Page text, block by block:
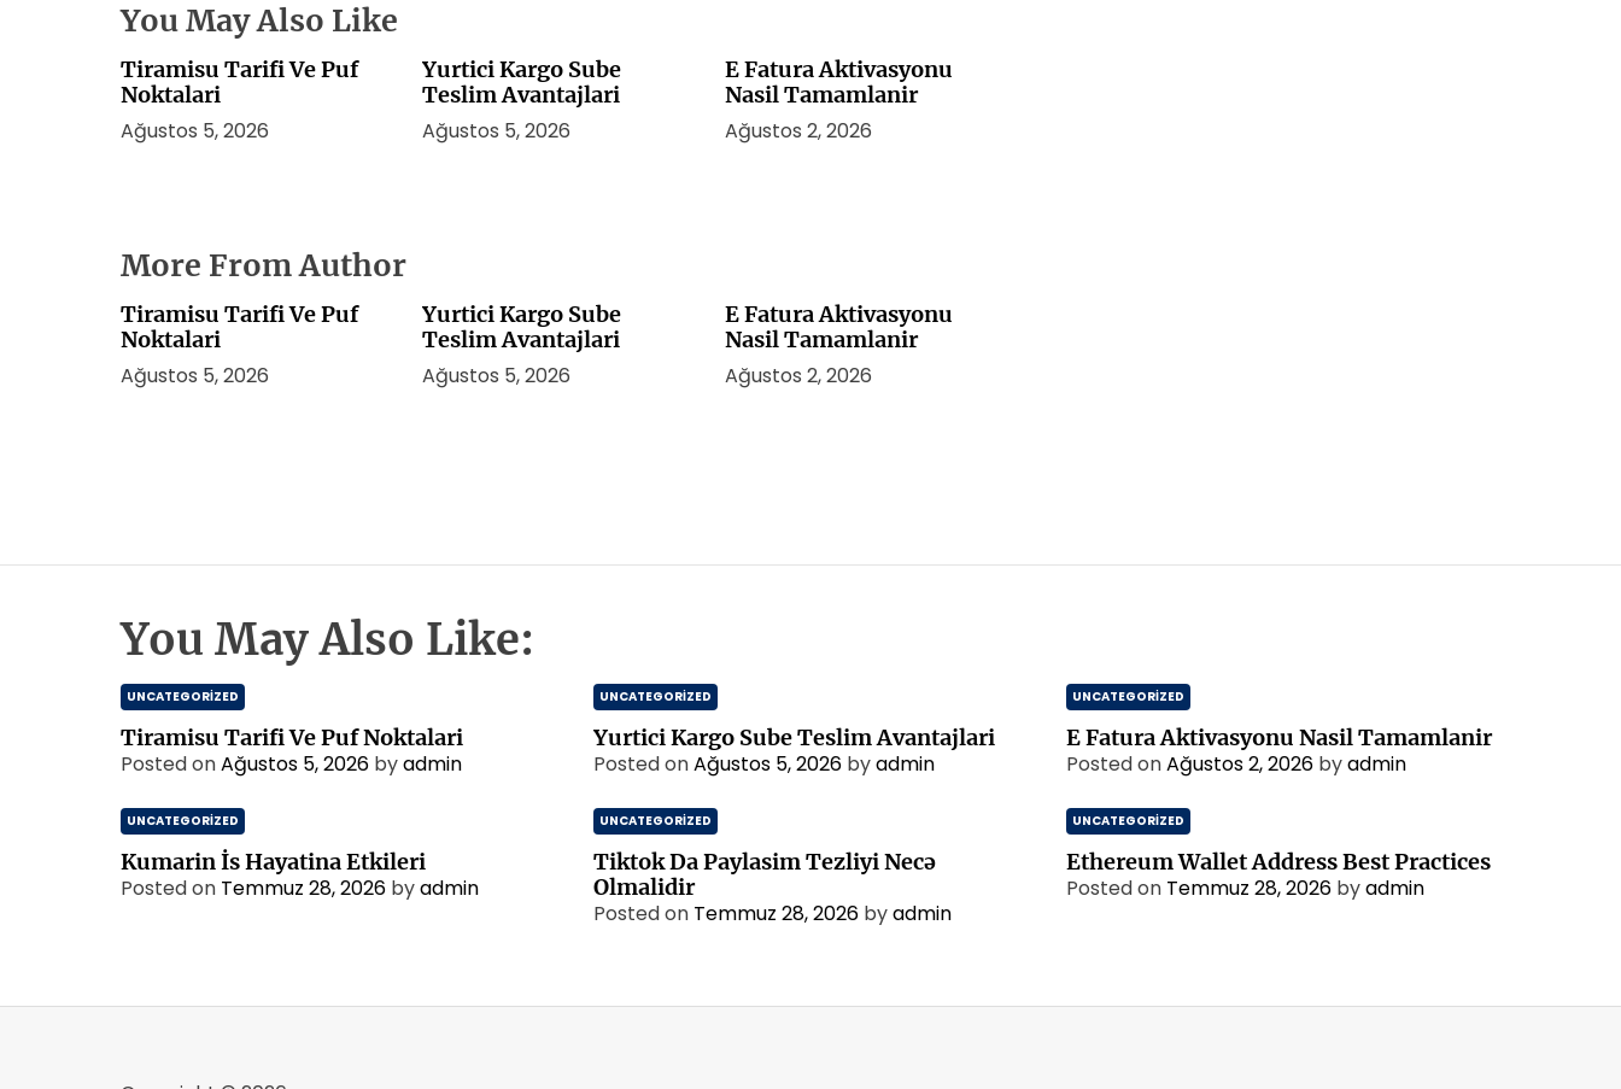
You May Also Like
Tiramisu Tarifi Ve Puf
Noktalari
Ağustos 5, 2026
Yurtici Kargo Sube
Teslim Avantajlari
Ağustos 5, 2026
E Fatura Aktivasyonu
Nasil Tamamlanir
Ağustos 2, 2026
More From Author
Tiramisu Tarifi Ve Puf
Noktalari
Ağustos 5, 2026
Yurtici Kargo Sube
Teslim Avantajlari
Ağustos 5, 2026
E Fatura Aktivasyonu
Nasil Tamamlanir
Ağustos 2, 2026
You May Also Like:
UNCATEGORIZED
Tiramisu Tarifi Ve Puf Noktalari
Posted onAğustos 5, 2026 byadmin
UNCATEGORIZED
Yurtici Kargo Sube Teslim Avantajlari
Posted onAğustos 5, 2026 byadmin
UNCATEGORIZED
E Fatura Aktivasyonu Nasil Tamamlanir
Posted onAğustos 2, 2026 byadmin
UNCATEGORIZED
Kumarin İs Hayatina Etkileri
Posted on Temmuz 28, 2026 byadmin
UNCATEGORIZED
Tiktok Da Paylasim Tezliyi Necə
Olmalidir
Posted on Temmuz 28, 2026 byadmin
UNCATEGORIZED
Ethereum Wallet Address Best Practices
Posted on Temmuz 28, 2026 byadmin